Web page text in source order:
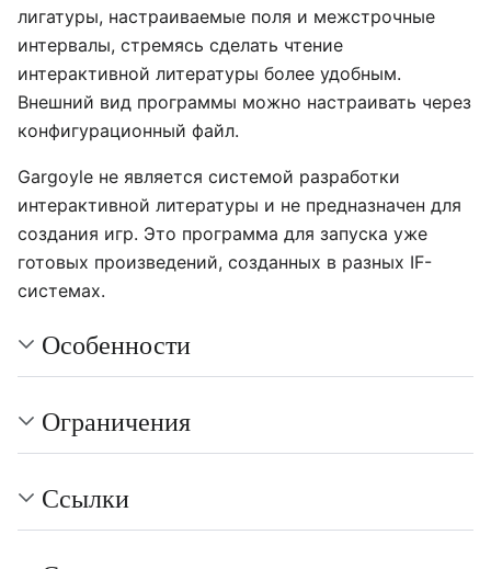
лигатуры, настраиваемые поля и межстрочные
интервалы, стремясь сделать чтение
интерактивной литературы более удобным.
Внешний вид программы можно настраивать через
конфигурационный файл.
Gargoyle не является системой разработки
интерактивной литературы и не предназначен для
создания игр. Это программа для запуска уже
готовых произведений, созданных в разных IF-
системах.
Особенности
Ограничения
Ссылки